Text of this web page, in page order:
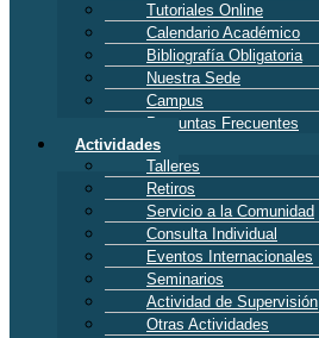
Tutoriales Online
Calendario Académico
Bibliografía Obligatoria
Nuestra Sede
Campus
Preguntas Frecuentes
Actividades
Talleres
Retiros
Servicio a la Comunidad
Consulta Individual
Eventos Internacionales
Seminarios
Actividad de Supervisión
Otras Actividades